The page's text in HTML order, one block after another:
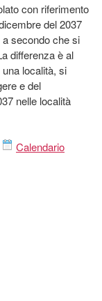
con riferimento
del 2037
secondo che si
differenza è al
località, si
e del
nelle località
Calendario